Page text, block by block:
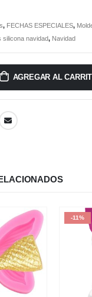
, FECHAS ESPECIALES,
silicona navidad, Navidad
AGREGAR AL
-11%